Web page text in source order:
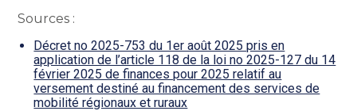
Sources :
Décret no 2025-753 du 1er août 2025 pris en
application de l’article 118 de la loi no 2025-127 du 14
février 2025 de finances pour 2025 relatif au
versement destiné au financement des services de
mobilité régionaux et ruraux